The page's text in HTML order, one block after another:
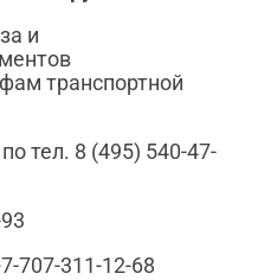
и
транспортной
тел. 8 (495) 540-47-
707-311-12-68